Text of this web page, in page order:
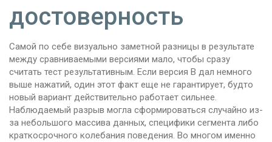
достоверность
Самой по себе визуально заметной разницы в результате
между сравниваемыми версиями мало, чтобы сразу
считать тест результативным. Если версия B дал немного
выше нажатий, один этот факт еще не гарантирует, будто
новый вариант действительно работает сильнее.
Наблюдаемый разрыв могла сформироваться случайно из-
за небольшого массива данных, специфики сегмента либо
краткосрочного колебания поведения. Во многом именно